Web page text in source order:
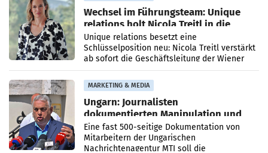
Wechsel im Führungsteam: Unique
relations holt Nicola Treitl in die
Geschäftsleitung
Unique relations besetzt eine
Schlüsselposition neu: Nicola Treitl verstärkt
ab sofort die Geschäftsleitung der Wiener
PR-Agentur an der Seite von Josef Kalina und
Anna Kalina-Mahr.
MARKETING & MEDIA
Ungarn: Journalisten
dokumentierten Manipulation und
Zensur
Eine fast 500-seitige Dokumentation von
Mitarbeitern der Ungarischen
Nachrichtenagentur MTI soll die